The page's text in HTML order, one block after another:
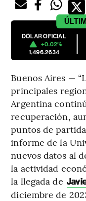
DÓLAR OFICIAL
+0.02%
1,496.2634
Buenos Aires —
principales
Argentina
recuperación,
puntos de
informe de la
nuevos datos al
la actividad
la llegada de
diciembre de